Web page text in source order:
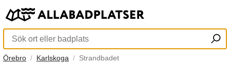
Örebro Karlskoga Strandbadet